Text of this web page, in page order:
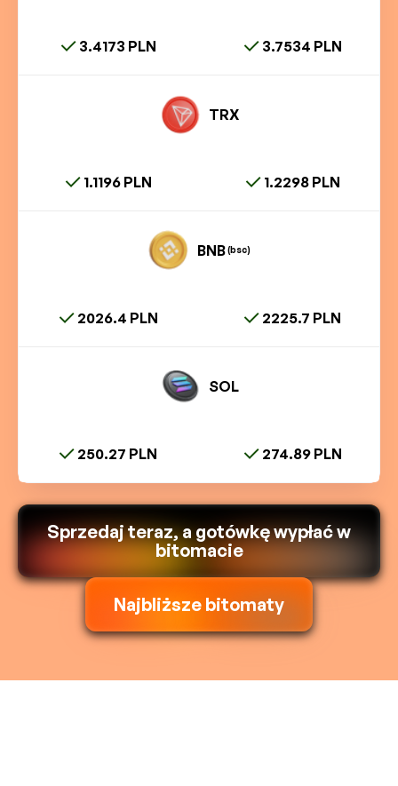
3.4173 PLN 3.7534 PLN
TRX
1.1196 PLN 1.2298 PLN
BNB(bsc)
2026.4 PLN 2225.7 PLN
SOL
250.27 PLN 274.89 PLN
Sprzedaj teraz, a gotówkę wypłać w
bitomacie
Najbliższe bitomaty